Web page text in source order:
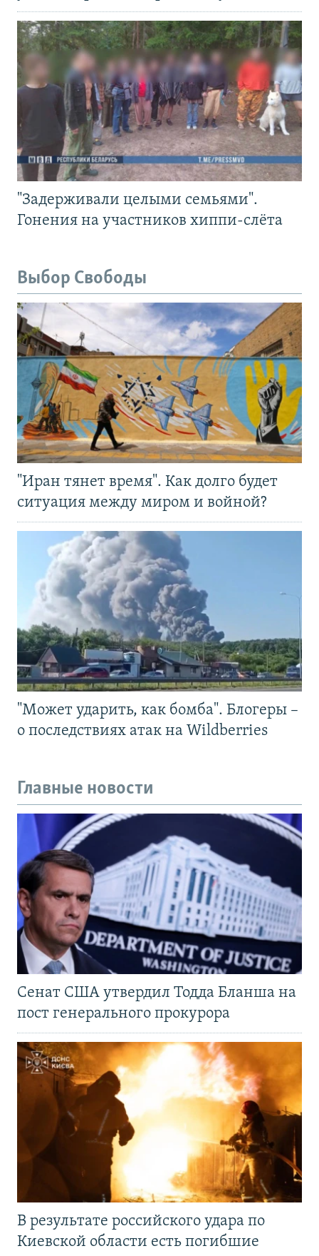
"Задерживали целыми семьями".
Гонения на участников хиппи-слёта
Выбор Свободы
"Иран тянет время". Как долго будет
ситуация между миром и войной?
"Может ударить, как бомба". Блогеры –
о последствиях атак на Wildberries
Главные новости
Сенат США утвердил Тодда Бланша на
пост генерального прокурора
В результате российского удара по
Киевской области есть погибшие